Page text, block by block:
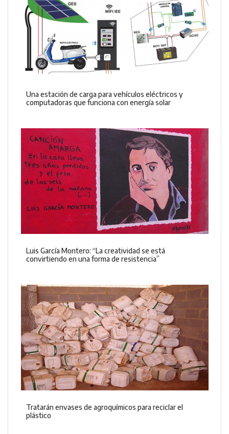
Una estación de carga para vehículos eléctricos y
computadoras que funciona con energía solar
Luis García Montero: “La creatividad se está
convirtiendo en una forma de resistencia”
Tratarán envases de agroquímicos para reciclar el
plástico